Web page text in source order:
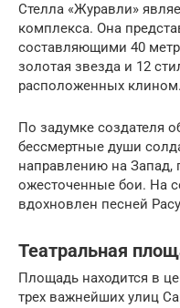
Стелла «Журавли»
комплекса. Она
составляющими 40
золотая звезда и 12
расположенных клином.
По задумке создателя
бессмертные души
направлению на Запад,
ожесточенные бои. На
вдохновлен песней
Театральная
Площадь находится в
трех важнейших улиц